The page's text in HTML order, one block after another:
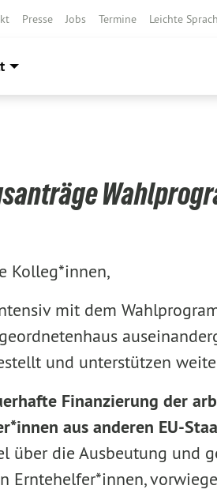
Presse Jobs Termine Leichte
Kolleg*innen,
mit dem
und unterstützen
Finanzierung der
aus anderen EU-
über die Ausbeutung und